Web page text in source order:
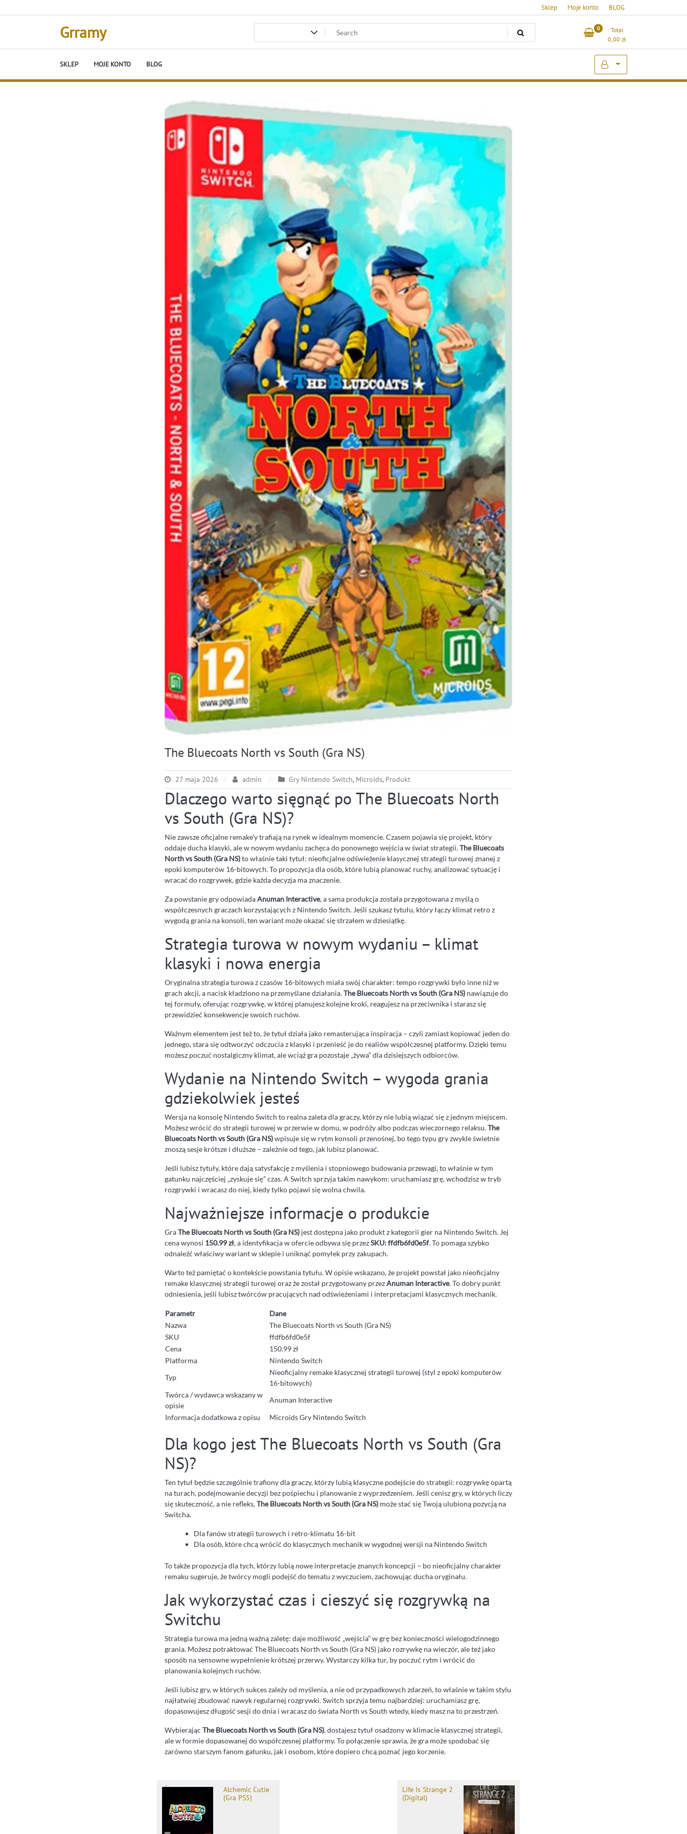
to
Sklep Moje konto BLOG
Grramy 0
Total
0,00 zł
SKLEP MOJE KONTO BLOG
The Bluecoats North vs South (Gra NS)
27 maja 2026 admin Gry Nintendo Switch, Microids, Produkt
Dlaczego warto sięgnąć po The Bluecoats North
vs South (Gra NS)?
Nie zawsze oficjalne remake’y trafiają na rynek w idealnym momencie. Czasem pojawia się projekt, który
oddaje ducha klasyki, ale w nowym wydaniu zachęca do ponownego wejścia w świat strategii.The Bluecoats
North vs South (Gra NS)to właśnie taki tytuł: nieoficjalne odświeżenie klasycznej strategii turowej znanej z
epoki komputerów 16-bitowych. To propozycja dla osób, które lubią planować ruchy, analizować sytuację i
wracać do rozgrywek, gdzie każda decyzja ma znaczenie.
Za powstanie gry odpowiadaAnuman Interactive, a sama produkcja została przygotowana z myślą o
współczesnych graczach korzystających z Nintendo Switch. Jeśli szukasz tytułu, który łączy klimat retro z
wygodą grania na konsoli, ten wariant może okazać się strzałem w dziesiątkę.
Strategia turowa w nowym wydaniu – klimat
klasyki i nowa energia
Oryginalna strategia turowa z czasów 16-bitowych miała swój charakter: tempo rozgrywki było inne niż w
grach akcji, a nacisk kładziono na przemyślane działania.The Bluecoats North vs South (Gra NS) nawiązuje do
tej formuły, oferując rozgrywkę, w której planujesz kolejne kroki, reagujesz na przeciwnika i starasz się
przewidzieć konsekwencje swoich ruchów.
Ważnym elementem jest też to, że tytuł działa jako remasterująca inspiracja – czyli zamiast kopiować jeden do
jednego, stara się odtworzyć odczucia z klasyki i przenieść je do realiów współczesnej platformy. Dzięki temu
możesz poczuć nostalgiczny klimat, ale wciąż gra pozostaje „żywa” dla dzisiejszych odbiorców.
Wydanie na Nintendo Switch – wygoda grania
gdziekolwiek jesteś
Wersja na konsolę Nintendo Switch to realna zaleta dla graczy, którzy nie lubią wiązać się z jednym miejscem.
Możesz wrócić do strategii turowej w przerwie w domu, w podróży albo podczas wieczornego relaksu.The
Bluecoats North vs South (Gra NS)wpisuje się w rytm konsoli przenośnej, bo tego typu gry zwykle świetnie
znoszą sesje krótsze i dłuższe – zależnie od tego, jak lubisz planować.
Jeśli lubisz tytuły, które dają satysfakcję z myślenia i stopniowego budowania przewagi, to właśnie w tym
gatunku najczęściej „zyskuje się” czas. A Switch sprzyja takim nawykom: uruchamiasz grę, wchodzisz w tryb
rozgrywki i wracasz do niej, kiedy tylko pojawi się wolna chwila.
Najważniejsze informacje o produkcie
GraThe Bluecoats North vs South (Gra NS) jest dostępna jako produkt z kategorii gier na Nintendo Switch. Jej
cena wynosi 150.99 zł, a identyfikacja w ofercie odbywa się przezSKU: ffdfb6fd0e5f. To pomaga szybko
odnaleźć właściwy wariant w sklepie i uniknąć pomyłek przy zakupach.
Warto też pamiętać o kontekście powstania tytułu. W opisie wskazano, że projekt powstał jako nieoficjalny
remake klasycznej strategii turowej oraz że został przygotowany przezAnuman Interactive. To dobry punkt
odniesienia, jeśli lubisz twórców pracujących nad odświeżeniami i interpretacjami klasycznych mechanik.
Parametr
Dane
Nazwa
The Bluecoats North vs South (Gra NS)
SKU
ffdfb6fd0e5f
Cena
150.99 zł
Platforma
Nintendo Switch
Typ
Nieoficjalny remake klasycznej strategii turowej (styl z epoki komputerów
16-bitowych)
Twórca / wydawca wskazany w
opisie
Anuman Interactive
Informacja dodatkowa z opisu
Microids Gry Nintendo Switch
Dla kogo jest The Bluecoats North vs South (Gra
NS)?
Ten tytuł będzie szczególnie trafiony dla graczy, którzy lubią klasyczne podejście do strategii: rozgrywkę opartą
na turach, podejmowanie decyzji bez pośpiechu i planowanie z wyprzedzeniem. Jeśli cenisz gry, w których liczy
się skuteczność, a nie refleks,The Bluecoats North vs South (Gra NS) może stać się Twoją ulubioną pozycją na
Switcha.
Dla fanów strategii turowych i retro-klimatu 16-bit
Dla osób, które chcą wrócić do klasycznych mechanik w wygodnej wersji na Nintendo Switch
To także propozycja dla tych, którzy lubią nowe interpretacje znanych koncepcji – bo nieoficjalny charakter
remaku sugeruje, że twórcy mogli podejść do tematu z wyczuciem, zachowując ducha oryginału.
Jak wykorzystać czas i cieszyć się rozgrywką na
Switchu
Strategia turowa ma jedną ważną zaletę: daje możliwość „wejścia” w grę bez konieczności wielogodzinnego
grania. Możesz potraktować The Bluecoats North vs South (Gra NS) jako rozrywkę na wieczór, ale też jako
sposób na sensowne wypełnienie krótszej przerwy. Wystarczy kilka tur, by poczuć rytm i wrócić do
planowania kolejnych ruchów.
Jeśli lubisz gry, w których sukces zależy od myślenia, a nie od przypadkowych zdarzeń, to właśnie w takim stylu
najłatwiej zbudować nawyk regularnej rozgrywki. Switch sprzyja temu najbardziej: uruchamiasz grę,
dopasowujesz długość sesji do dnia i wracasz do świata North vs South wtedy, kiedy masz na to przestrzeń.
Wybierając The Bluecoats North vs South (Gra NS), dostajesz tytuł osadzony w klimacie klasycznej strategii,
ale w formie dopasowanej do współczesnej platformy. To połączenie sprawia, że gra może spodobać się
zarówno starszym fanom gatunku, jak i osobom, które dopiero chcą poznać jego korzenie.
Alchemic Cutie
(Gra PS5)
Life Is Strange 2
(Digital)